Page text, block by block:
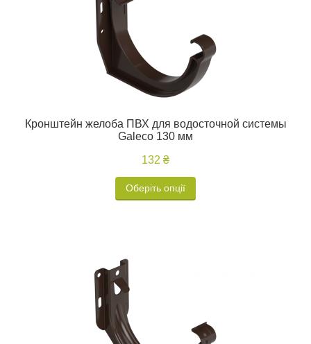
Кронштейн желоба ПВХ для водосточной системы
Galeco 130 мм
132 ₴
Оберіть опції